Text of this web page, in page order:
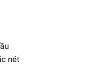
nét